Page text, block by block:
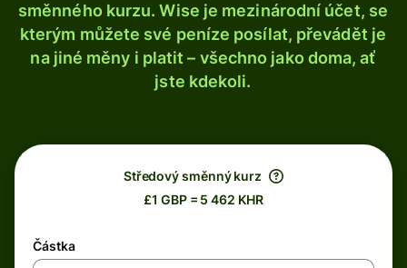
směnného kurzu. Wise je mezinárodní účet, se
kterým můžete své peníze posílat, převádět je
na jiné měny i platit – všechno jako doma, ať
jste kdekoli.
Středový směnný kurz
£1 GBP = 5 462 KHR
Částka